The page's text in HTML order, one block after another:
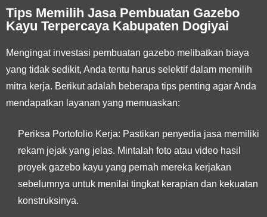
Tips Memilih Jasa Pembuatan Gazebo
Kayu Terpercaya Kabupaten Dogiyai
Mengingat investasi pembuatan gazebo melibatkan biaya
yang tidak sedikit, Anda tentu harus selektif dalam memilih
mitra kerja. Berikut adalah beberapa tips penting agar Anda
mendapatkan layanan yang memuaskan:
Periksa Portofolio Kerja: Pastikan penyedia jasa memiliki
rekam jejak yang jelas. Mintalah foto atau video hasil
proyek gazebo kayu yang pernah mereka kerjakan
sebelumnya untuk menilai tingkat kerapian dan kekuatan
konstruksinya.